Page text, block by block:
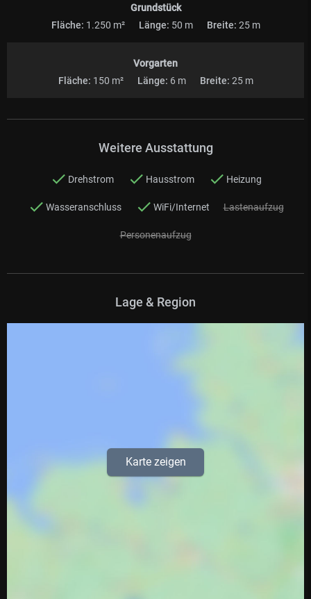
Grundstück
Fläche: 1.250 m² Länge: 50 m Breite: 25 m
Vorgarten
Fläche: 150 m² Länge: 6 m Breite: 25 m
Weitere Ausstattung
Drehstrom Hausstrom Heizung
Wasseranschluss WiFi/Internet Lastenaufzug
Personenaufzug
Lage & Region
Karte zeigen